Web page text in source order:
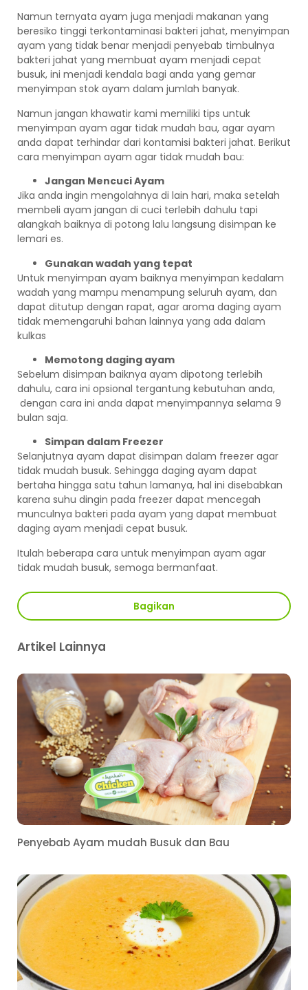
Namun ternyata ayam juga menjadi makanan yang
beresiko tinggi terkontaminasi bakteri jahat, menyimpan
ayam yang tidak benar menjadi penyebab timbulnya
bakteri jahat yang membuat ayam menjadi cepat
busuk, ini menjadi kendala bagi anda yang gemar
menyimpan stok ayam dalam jumlah banyak.
Namun jangan khawatir kami memiliki tips untuk
menyimpan ayam agar tidak mudah bau, agar ayam
anda dapat terhindar dari kontamisi bakteri jahat. Berikut
cara menyimpan ayam agar tidak mudah bau:
Jangan Mencuci Ayam
Jika anda ingin mengolahnya di lain hari, maka setelah
membeli ayam jangan di cuci terlebih dahulu tapi
alangkah baiknya di potong lalu langsung disimpan ke
lemari es.
Gunakan wadah yang tepat
Untuk menyimpan ayam baiknya menyimpan kedalam
wadah yang mampu menampung seluruh ayam, dan
dapat ditutup dengan rapat, agar aroma daging ayam
tidak memengaruhi bahan lainnya yang ada dalam
kulkas
Memotong daging ayam
Sebelum disimpan baiknya ayam dipotong terlebih
dahulu, cara ini opsional tergantung kebutuhan anda,
dengan cara ini anda dapat menyimpannya selama 9
bulan saja.
Simpan dalam Freezer
Selanjutnya ayam dapat disimpan dalam freezer agar
tidak mudah busuk. Sehingga daging ayam dapat
bertaha hingga satu tahun lamanya, hal ini disebabkan
karena suhu dingin pada freezer dapat mencegah
munculnya bakteri pada ayam yang dapat membuat
daging ayam menjadi cepat busuk.
Itulah beberapa cara untuk menyimpan ayam agar
tidak mudah busuk, semoga bermanfaat.
Bagikan
Artikel Lainnya
Penyebab Ayam mudah Busuk dan Bau